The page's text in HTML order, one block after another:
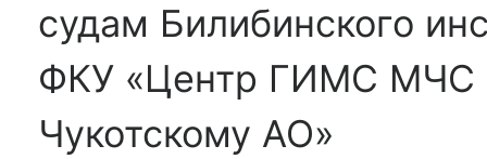
судам Билибинского
ФКУ «Центр ГИМС МЧС
Чукотскому АО»